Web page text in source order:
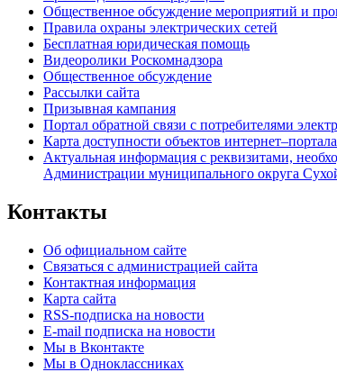
Общественное обсуждение мероприятий и
Правила охраны электрических сетей
Бесплатная юридическая помощь
Видеоролики Роскомнадзора
Общественное обсуждение
Рассылки сайта
Призывная кампания
Портал обратной связи с потребителями
Карта доступности объектов
Актуальная информация с реквизитами,
Администрации муниципального округа
Контакты
Об официальном сайте
Связаться с администрацией сайта
Контактная информация
Карта сайта
RSS-подписка на новости
E-mail подписка на новости
Мы в Вконтакте
Мы в Одноклассниках